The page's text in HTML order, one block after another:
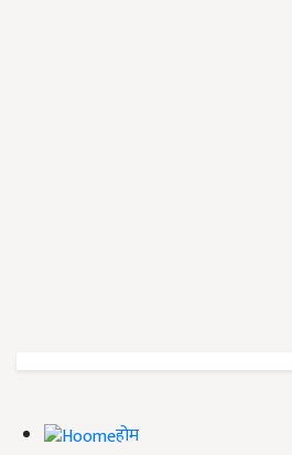
होम